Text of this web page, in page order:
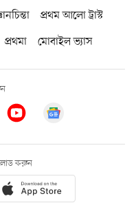
প্রথম আলো ট্রাস্ট
প্রথমা মোবাইল ভ্যাস
করুন